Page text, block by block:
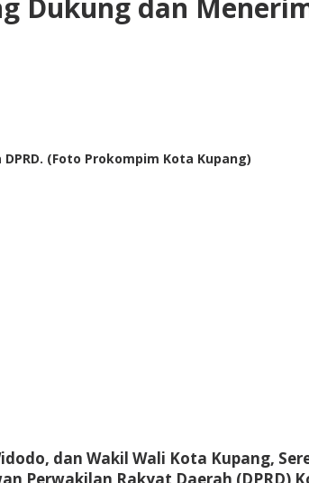
Dukung dan
(Foto Prokompim Kota Kupang)
dan Wakil Wali Kota Kupang,
Perwakilan Rakyat Daerah (DPRD)